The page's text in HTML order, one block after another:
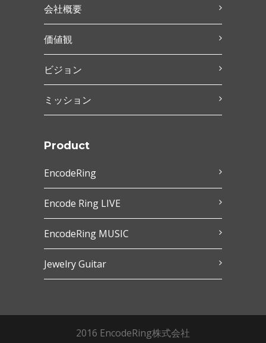
会社概要
価値観
ビジョン
ミッション
Product
EncodeRing
Encode Ring LIVE
EncodeRing MUSIC
Jewelry Guitar
2016 EncodeRing株式会社